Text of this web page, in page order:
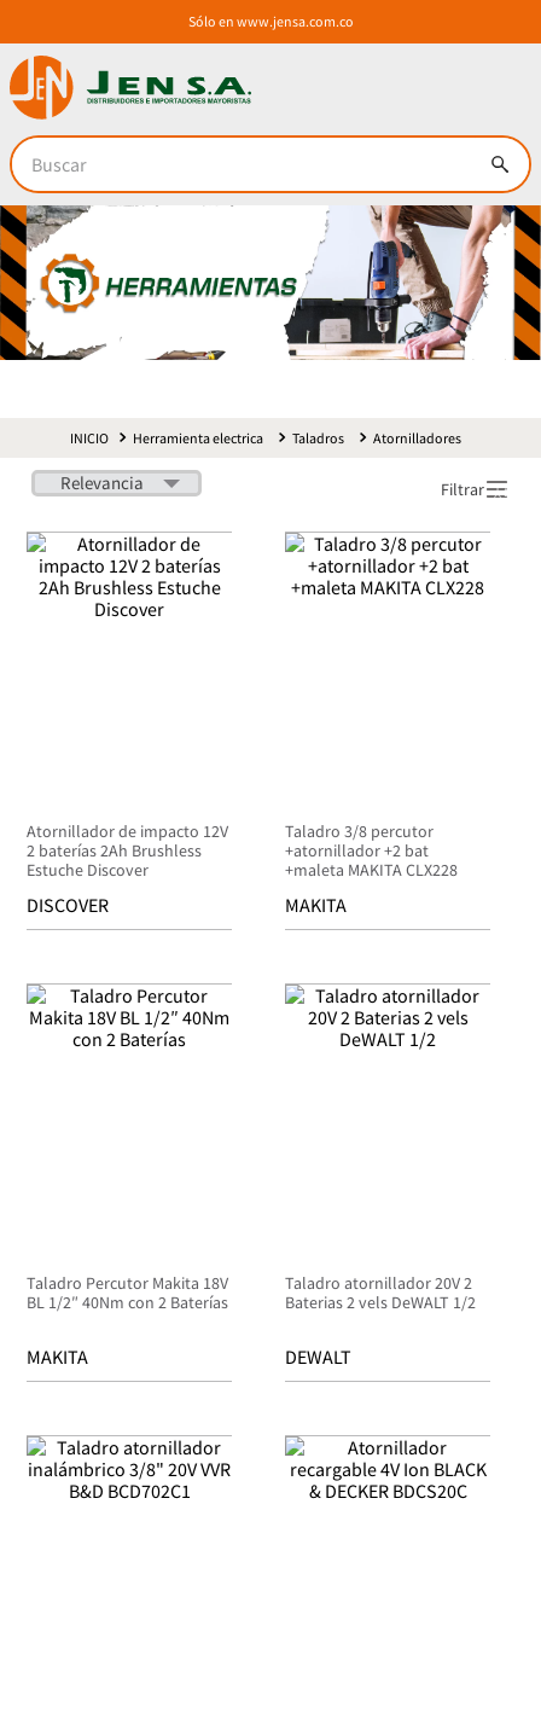
Sólo en www.jensa.com.co
Buscar
Herramienta electrica Taladros Atornilladores
Relevancia Filtrar
Atornillador de impacto 12V
2 baterías 2Ah Brushless
Estuche Discover
DISCOVER
Taladro 3/8 percutor
+atornillador +2 bat
+maleta MAKITA CLX228
MAKITA
Taladro Percutor Makita 18V
BL 1/2″ 40Nm con 2 Baterías
MAKITA
Taladro atornillador 20V 2
Baterias 2 vels DeWALT 1/2
DEWALT